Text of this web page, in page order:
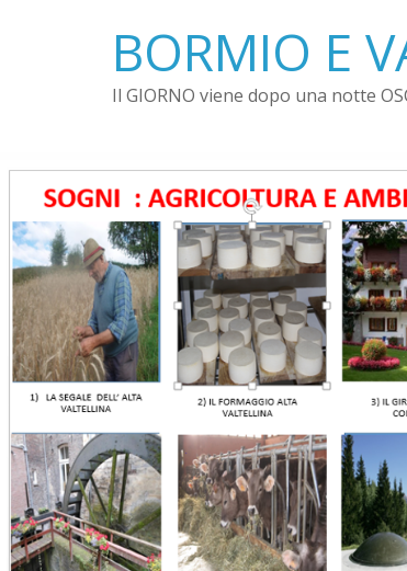
BORMIO E
Il GIORNO viene dopo una notte